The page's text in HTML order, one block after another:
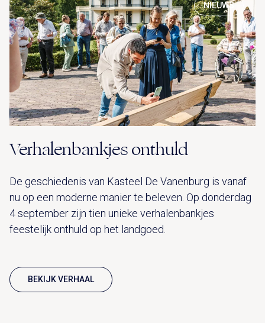
NIEUWS
Verhalenbankjes onthuld
De geschiedenis van Kasteel De Vanenburg is vanaf
nu op een moderne manier te beleven. Op donderdag
4 september zijn tien unieke verhalenbankjes
feestelijk onthuld op het landgoed.
BEKIJK VERHAAL